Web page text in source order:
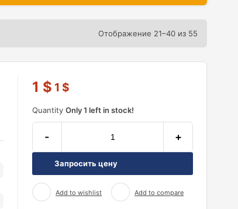
Отображение 21–40 из 55
1 $ 1 $
QuantityOnly 1 left in stock!
- +
Запросить цену
Add to wishlist Add to compare